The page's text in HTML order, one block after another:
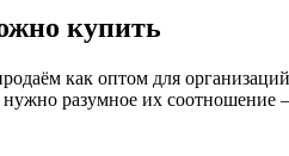
купить
как оптом для
разумное их соотношение